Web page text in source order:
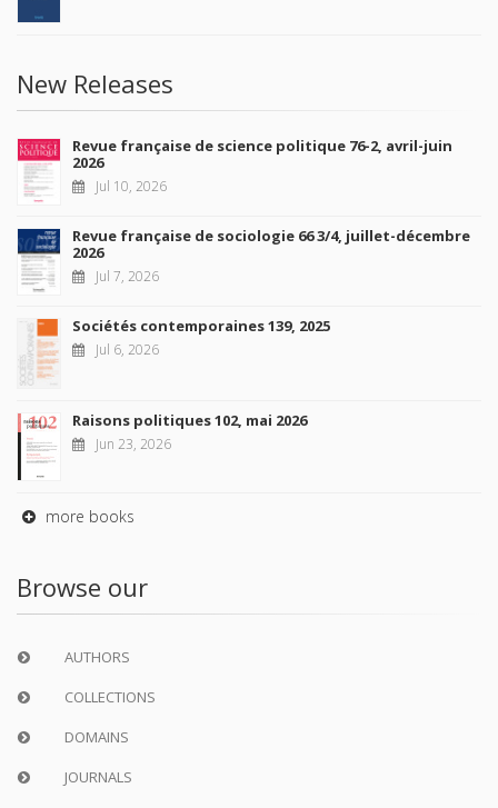
New Releases
Revue française de science politique 76-2, avril-juin
2026
Jul 10, 2026
Revue française de sociologie 66 3/4, juillet-décembre
2026
Jul 7, 2026
Sociétés contemporaines 139, 2025
Jul 6, 2026
Raisons politiques 102, mai 2026
Jun 23, 2026
more books
Browse our
AUTHORS
COLLECTIONS
DOMAINS
JOURNALS